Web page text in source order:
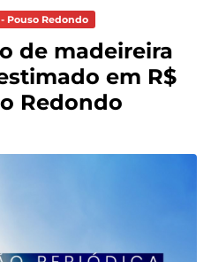
Pouso Redondo
de madeireira
em R$
Redondo